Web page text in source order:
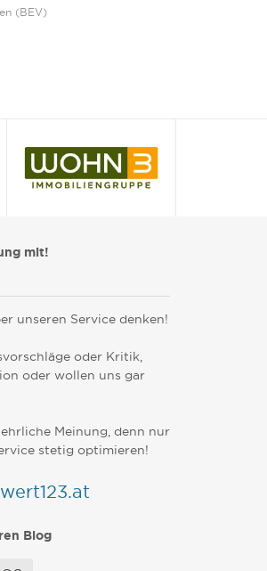
(BEV)
mit!
unseren Service denken!
oder Kritik,
oder wollen uns gar
Meinung, denn nur
stetig optimieren!
Blog